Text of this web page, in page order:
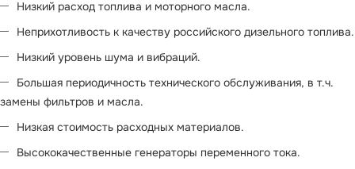
Низкий расход топлива и моторного масла.
Неприхотливость к качеству российского дизельного топлива.
Низкий уровень шума и вибраций.
Большая периодичность технического обслуживания, в т.ч.
замены фильтров и масла.
Низкая стоимость расходных материалов.
Высококачественные генераторы переменного тока.